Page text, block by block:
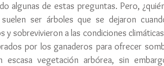
algunas de estas preguntas. Pero,
ser árboles que se dejaron
y sobrevivieron a las condiciones
por los ganaderos para ofrecer
vegetación arbórea, sin